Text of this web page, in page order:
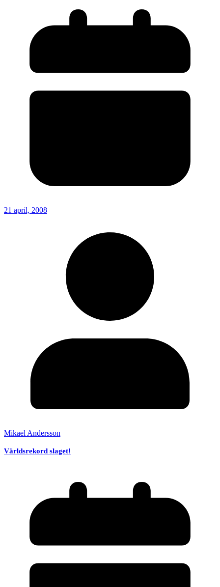
21 april, 2008
Mikael Andersson
Världsrekord slaget!